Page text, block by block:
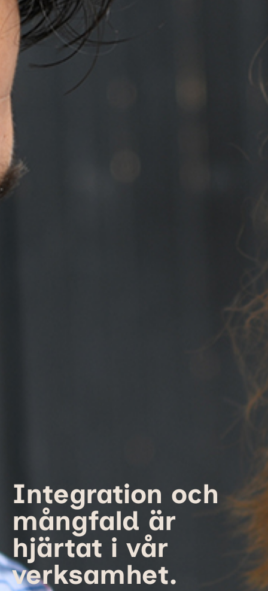
Integration och
mångfald är
hjärtat i vår
verksamhet.